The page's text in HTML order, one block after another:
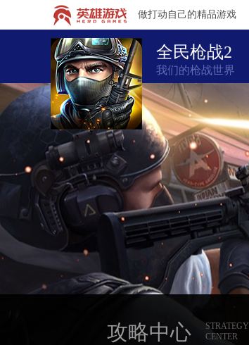
做打动自己的精品游戏
全民枪战2
我们的枪战世界
攻略中心
STRATEGY
CENTER